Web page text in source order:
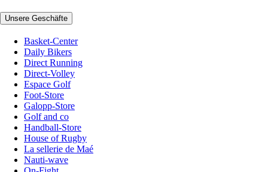
Unsere Geschäfte
Basket-Center
Daily Bikers
Direct Running
Direct-Volley
Espace Golf
Foot-Store
Galopp-Store
Golf and co
Handball-Store
House of Rugby
La sellerie de Maé
Nauti-wave